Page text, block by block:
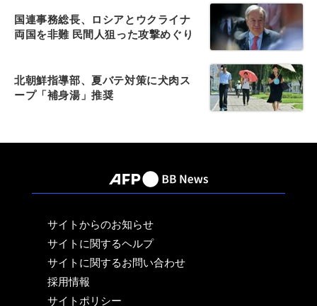
国連事務総長、ロシアとウクライナ
両国を非難 民間人狙った攻撃めぐり
北朝鮮指導部、夏バテ対策に犬肉ス
ープ「補身湯」推奨
サイトからのお知らせ
サイトに関するヘルプ
サイトに関するお問い合わせ
採用情報
サイトポリシー